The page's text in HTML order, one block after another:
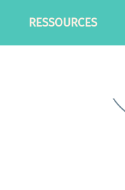
RESSOURCES